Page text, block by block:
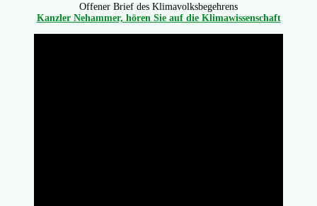
Offener Brief des Klimavolksbegehrens
Kanzler Nehammer, hören Sie auf die Klimawissenschaft